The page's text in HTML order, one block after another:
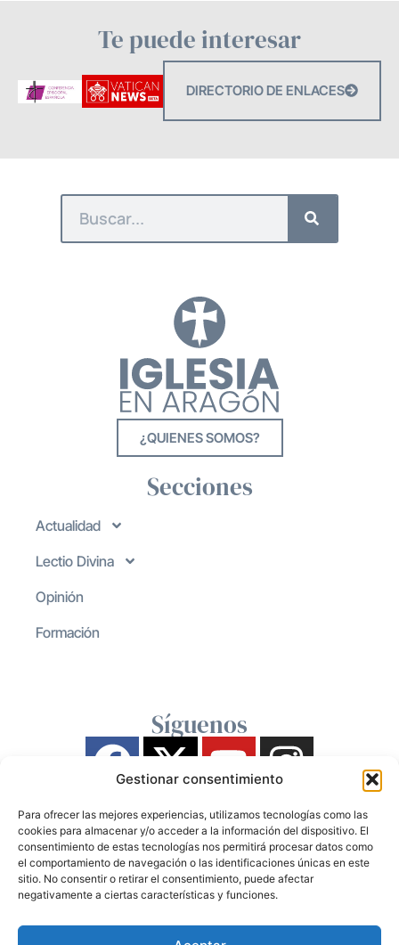
Gestionar consentimiento
Para ofrecer las mejores experiencias, utilizamos tecnologías como las
cookies para almacenar y/o acceder a la información del dispositivo. El
consentimiento de estas tecnologías nos permitirá procesar datos como
el comportamiento de navegación o las identificaciones únicas en este
sitio. No consentir o retirar el consentimiento, puede afectar
negativamente a ciertas características y funciones.
Te puede interesar
DIRECTORIO DE ENLACES
¿QUIENES SOMOS?
Secciones
Actualidad
Lectio Divina
Opinión
Formación
Síguenos